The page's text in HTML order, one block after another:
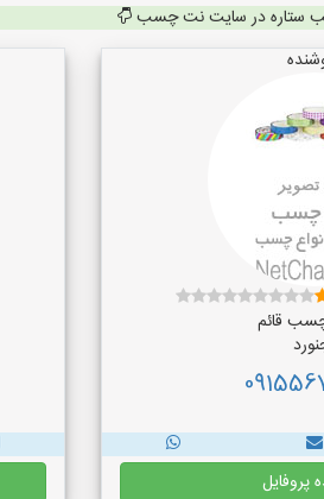
ستاره در سایت نت چسب
قائم
پروفایل